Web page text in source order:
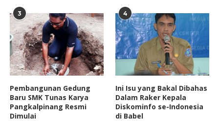
3
Pembangunan Gedung
Baru SMK Tunas Karya
Pangkalpinang Resmi
Dimulai
4
Ini Isu yang Bakal Dibahas
Dalam Raker Kepala
Diskominfo se-Indonesia
di Babel